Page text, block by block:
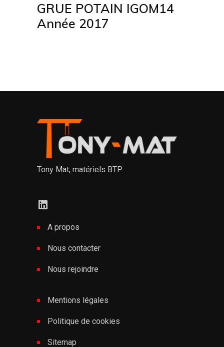
GRUE POTAIN IGOM14
Année 2017
Tony Mat, matériels BTP
LinkedIn
A propos
Nous contacter
Nous rejoindre
Mentions légales
Politique de cookies
Sitemap